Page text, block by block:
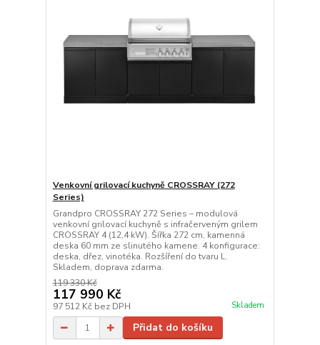
Venkovní grilovací kuchyně CROSSRAY (272
Series)
Grandpro CROSSRAY 272 Series – modulová
venkovní grilovací kuchyně s infračerveným grilem
CROSSRAY 4 (12,4 kW). Šířka 272 cm, kamenná
deska 60 mm ze slinutého kamene. 4 konfigurace:
deska, dřez, vinotéka. Rozšíření do tvaru L.
Skladem, doprava zdarma.
119 330 Kč
117 990 Kč
97 512 Kč bez DPH Skladem
Přidat do košíku